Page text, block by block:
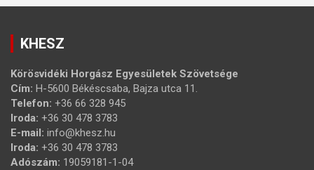
KHESZ
Körösvidéki Horgász Egyesületek Szövetsége
Cím: H-5600 Békéscsaba, Bajza utca 11.
Telefon: +36 66 328 945
Iroda: +36 30 478 3783
E-mail: info@khesz.hu
Iroda: +36 30 478 3783
Adószám: 19059181-1-04